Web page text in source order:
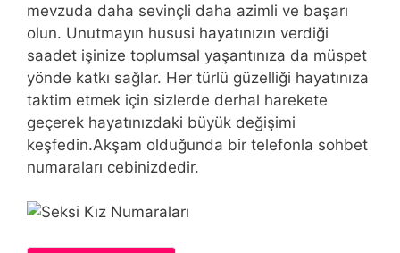
mevzuda daha sevinçli daha azimli ve başarı
olun. Unutmayın hususi hayatınızın verdiği
saadet işinize toplumsal yaşantınıza da müspet
yönde katkı sağlar. Her türlü güzelliği hayatınıza
taktim etmek için sizlerde derhal harekete
geçerek hayatınızdaki büyük değişimi
keşfedin.Akşam olduğunda bir telefonla sohbet
numaraları cebinizdedir.